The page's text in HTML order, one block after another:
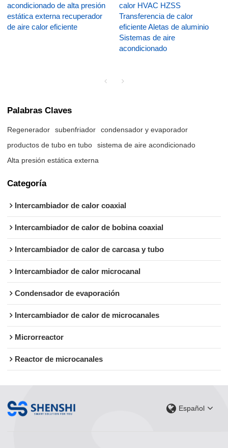
acondicionado de alta presión
estática externa recuperador
de aire calor eficiente
calor HVAC HZSS
Transferencia de calor
eficiente Aletas de aluminio
Sistemas de aire
acondicionado
Palabras Claves
Regenerador subenfriador
condensador y evaporador
productos de tubo en tubo
sistema de aire acondicionado
Alta presión estática externa
Categoría
Intercambiador de calor coaxial
Intercambiador de calor de bobina coaxial
Intercambiador de calor de carcasa y tubo
Intercambiador de calor microcanal
Condensador de evaporación
Intercambiador de calor de microcanales
Microrreactor
Reactor de microcanales
Español